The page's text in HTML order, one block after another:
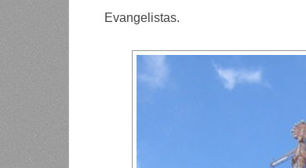
Evangelistas.